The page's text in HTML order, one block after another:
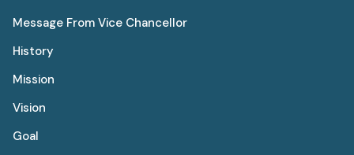
Message From Vice Chancellor
History
Mission
Vision
Goal